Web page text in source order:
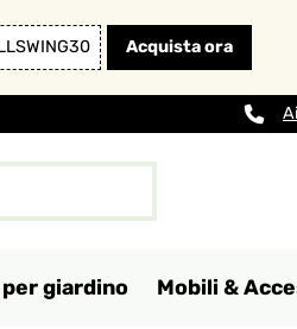
Acquista ora
giardino Mobili &